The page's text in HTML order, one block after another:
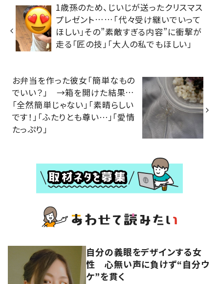
1歳孫のため、じいじが送ったクリスマス
プレゼント……「代々受け継いでいって
ほしい」その”素敵すぎる内容”に衝撃が
走る「匠の技」「大人の私でもほしい」
お弁当を作った彼女「簡単なもの
でいい？」 →箱を開けた結果…
「全然簡単じゃない」「素晴らしい
です！」「ふたりとも尊い⋯」「愛情
たっぷり」
自分の義眼をデザインする女
性 心無い声に負けず“自分ウ
ケ”を貫く